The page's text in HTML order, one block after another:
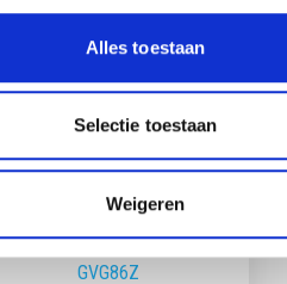
Alles toestaan
Selectie toestaan
Weigeren
geredenKenteken
GVG86Z